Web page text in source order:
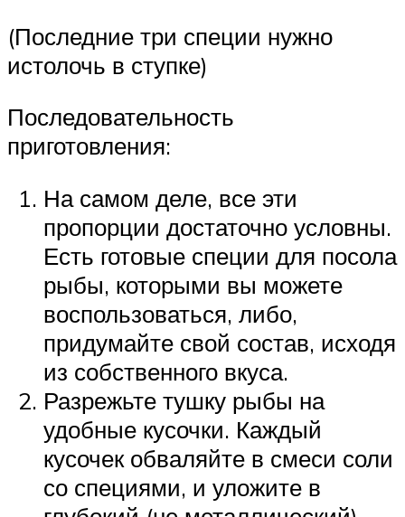
(Последние три специи нужно
истолочь в ступке)
Последовательность
приготовления:
На самом деле, все эти
пропорции достаточно условны.
Есть готовые специи для посола
рыбы, которыми вы можете
воспользоваться, либо,
придумайте свой состав, исходя
из собственного вкуса.
Разрежьте тушку рыбы на
удобные кусочки. Каждый
кусочек обваляйте в смеси соли
со специями, и уложите в